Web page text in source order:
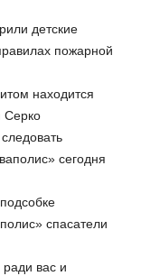
детские
пожарной
находится
Серко
сегодня
спасатели
вас и